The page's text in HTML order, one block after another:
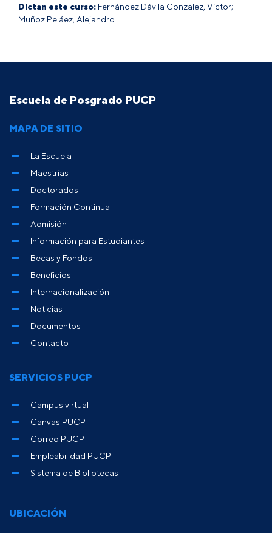
Dictan este curso: Fernández Dávila Gonzalez, Víctor;
Muñoz Peláez, Alejandro
Escuela de Posgrado PUCP
UBICACIÓN
MAPA DE SITIO
La Escuela
Maestrías
Doctorados
Formación Continua
Admisión
Información para Estudiantes
Becas y Fondos
Beneficios
Internacionalización
Noticias
Documentos
Contacto
SERVICIOS PUCP
Campus virtual
Canvas PUCP
Correo PUCP
Empleabilidad PUCP
Sistema de Bibliotecas